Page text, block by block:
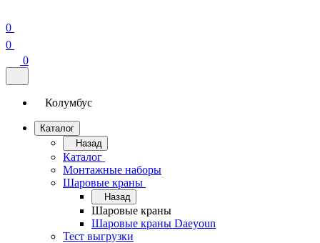
0
0
0
Колумбус
Каталог
Назад
Каталог
Монтажные наборы
Шаровые краны
Назад
Шаровые краны
Шаровые краны Daeyoun
Тест выгрузки